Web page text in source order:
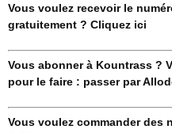
Vous voulez recevoir le
gratuitement ? Cliquez ici
Vous abonner à Kountrass ?
pour le faire : passer par
Vous voulez commander des